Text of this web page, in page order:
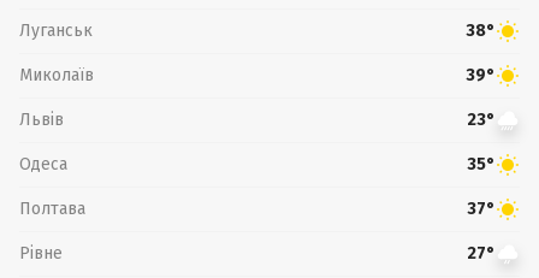
Луганськ 38°
Миколаїв 39°
Львів 23°
Одеса 35°
Полтава 37°
Рівне 27°